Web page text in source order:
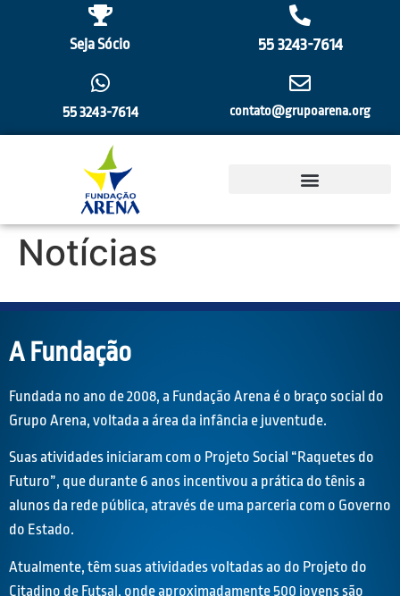
Seja Sócio 55 3243-7614
55 3243-7614 contato@grupoarena.org
Notícias
A Fundação
Fundada no ano de 2008, a Fundação Arena é o braço social do
Grupo Arena, voltada a área da infância e juventude.
Suas atividades iniciaram com o Projeto Social “Raquetes do
Futuro”, que durante 6 anos incentivou a prática do tênis a
alunos da rede pública, através de uma parceria com o Governo
do Estado.
Atualmente, têm suas atividades voltadas ao do Projeto do
Citadino de Futsal, onde aproximadamente 500 jovens são